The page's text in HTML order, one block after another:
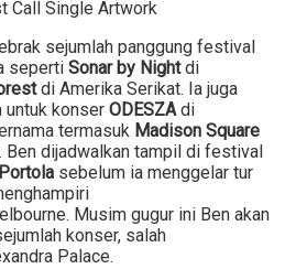
sejumlah panggung festival
seperti Sonar by Nightdi
di Amerika Serikat. Ia juga
untuk konser ODESZAdi
termasuk Madison Square
. Ben dijadwalkan tampil di festival
Portola sebelum ia menggelar tur
Musim gugur ini Ben akan
konser, salah
Palace.